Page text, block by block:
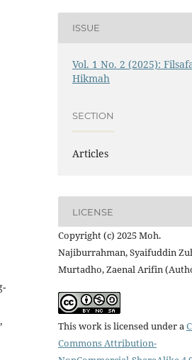
ISSUE
Vol. 1 No. 2 (2025):
Hikmah
SECTION
Articles
LICENSE
Copyright (c) 2025 Moh.
Najiburrahman, Syaifuddin
Murtadho, Zaenal Arifin
This work is licensed under a
Commons Attribution-